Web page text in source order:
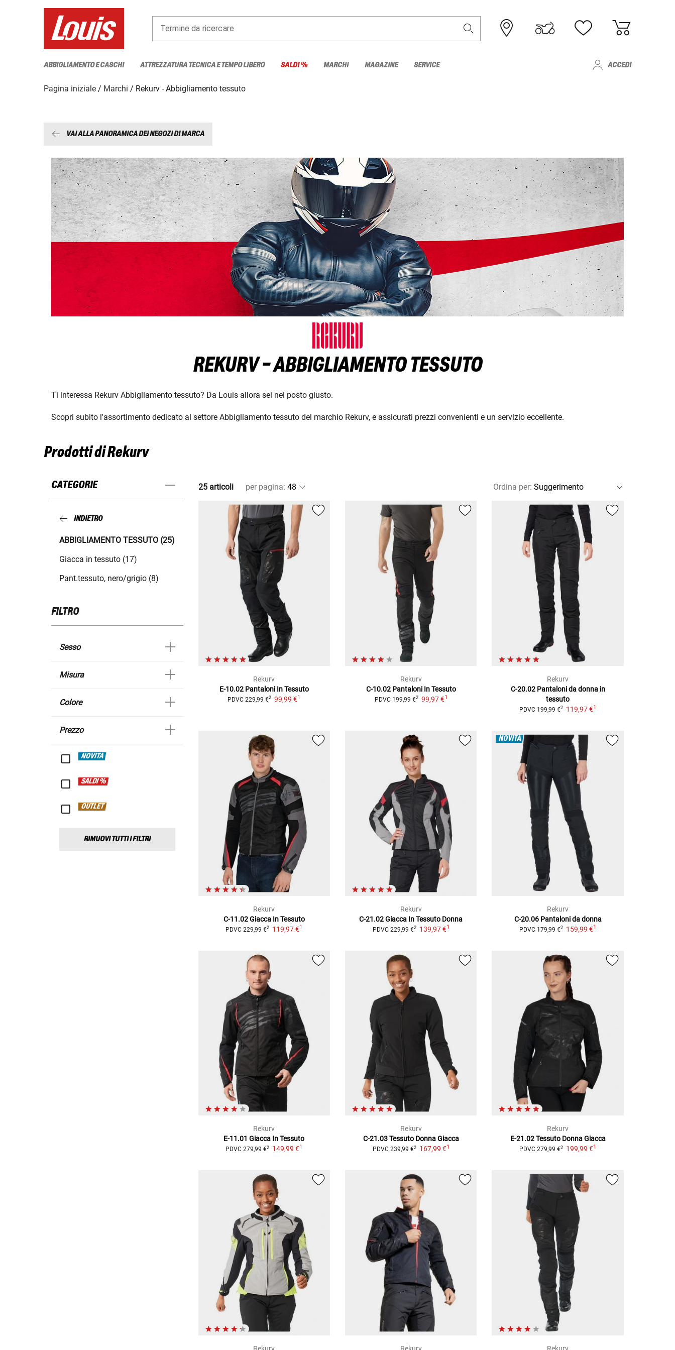
Termine da ricercare
ABBIGLIAMENTO E CASCHI ATTREZZATURA TECNICA E TEMPO LIBERO SALDI % MARCHI MAGAZINE SERVICE ACCEDI
Pagina iniziale Marchi Rekurv - Abbigliamento tessuto
VAI ALLA PANORAMICA DEI NEGOZI DI MARCA
REKURV - ABBIGLIAMENTO TESSUTO
Ti interessa Rekurv Abbigliamento tessuto? Da Louis allora sei nel posto giusto.
Scopri subito l'assortimento dedicato al settore Abbigliamento tessuto del marchio Rekurv, e assicurati prezzi convenienti e un servizio eccellente.
Prodotti di Rekurv
CATEGORIE
INDIETRO
ABBIGLIAMENTO TESSUTO (25)
Giacca in tessuto (17)
Pant.tessuto, nero/grigio (8)
FILTRO
Sesso
Misura
Colore
Prezzo
NOVITÀ
SALDI %
OUTLET
RIMUOVI TUTTI I FILTRI
25 articoli per pagina: Ordina per:
Rekurv
E-10.02 Pantaloni In Tessuto
PDVC 229,99 €2 99,99 €1
Rekurv
C-10.02 Pantaloni In Tessuto
PDVC 199,99 €2 99,97 €1
Rekurv
C-20.02 Pantaloni da donna in
tessuto
PDVC 199,99 €2 119,97 €1
Rekurv
C-11.02 Giacca In Tessuto
PDVC 229,99 €2 119,97 €1
Rekurv
C-21.02 Giacca In Tessuto Donna
PDVC 229,99 €2 139,97 €1
NOVITÀ
Rekurv
C-20.06 Pantaloni da donna
PDVC 179,99 €2 159,99 €1
Rekurv
E-11.01 Giacca In Tessuto
PDVC 279,99 €2 149,99 €1
Rekurv
C-21.03 Tessuto Donna Giacca
PDVC 239,99 €2 167,99 €1
Rekurv
E-21.02 Tessuto Donna Giacca
PDVC 279,99 €2 199,99 €1